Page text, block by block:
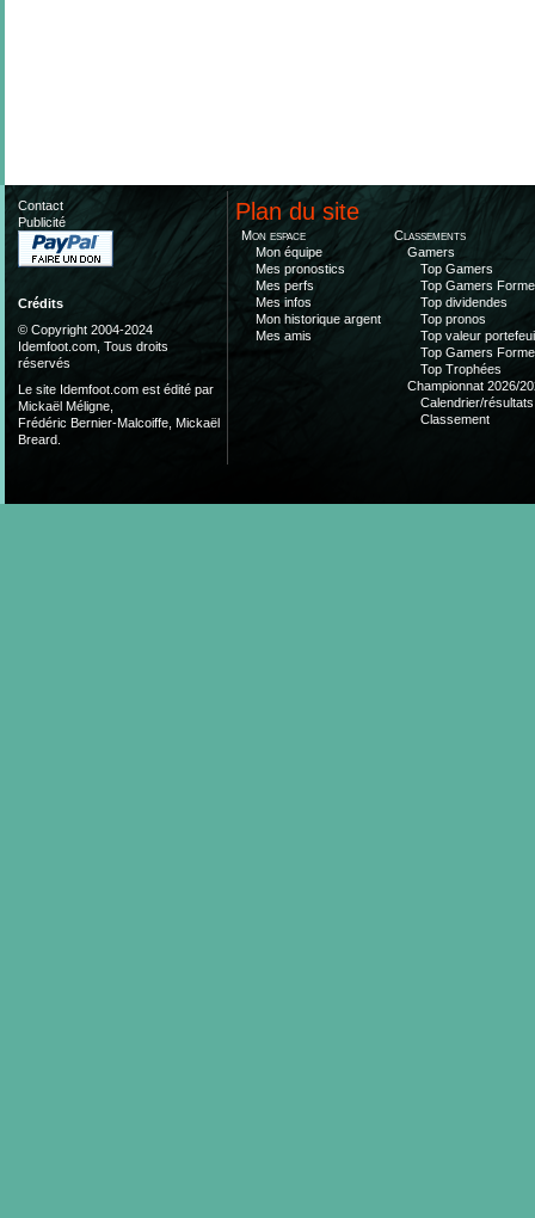
Contact
Publicité
Crédits
© Copyright 2004-2024
Idemfoot.com, Tous droits
réservés
Le site Idemfoot.com est édité par
Mickaël Méligne,
Frédéric Bernier-Malcoiffe, Mickaël
Breard.
Plan du site
Mon espace
Mon équipe
Mes pronostics
Mes perfs
Mes infos
Mon historique argent
Mes amis
Classements
Gamers
Top Gamers
Top Gamers Forme
Top dividendes
Top pronos
Top valeur
Top Gamers Forme
Top Trophées
Championnat 2026/
Calendrier/résultats
Classement